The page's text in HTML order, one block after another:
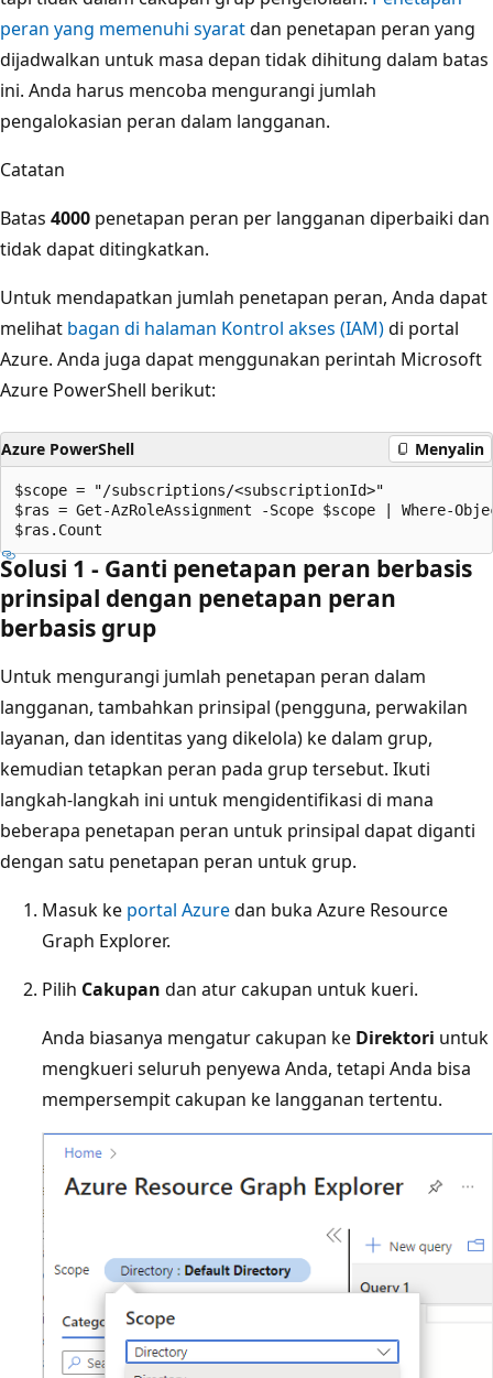
peran yang memenuhi syaratdan penetapan peran yang
dijadwalkan untuk masa depan tidak dihitung dalam batas
ini. Anda harus mencoba mengurangi jumlah
pengalokasian peran dalam langganan.
Catatan
Batas 4000 penetapan peran per langganan diperbaiki dan
tidak dapat ditingkatkan.
Untuk mendapatkan jumlah penetapan peran, Anda dapat
melihat bagan di halaman Kontrol akses (IAM)di portal
Azure. Anda juga dapat menggunakan perintah Microsoft
Azure PowerShell berikut:
Azure PowerShell Menyalin
$scope = "/subscriptions/<subscriptionId>"
$ras = Get-AzRoleAssignment -Scope $scope | Where-
Solusi 1 - Ganti penetapan peran berbasis
prinsipal dengan penetapan peran
berbasis grup
Untuk mengurangi jumlah penetapan peran dalam
langganan, tambahkan prinsipal (pengguna, perwakilan
layanan, dan identitas yang dikelola) ke dalam grup,
kemudian tetapkan peran pada grup tersebut. Ikuti
langkah-langkah ini untuk mengidentifikasi di mana
beberapa penetapan peran untuk prinsipal dapat diganti
dengan satu penetapan peran untuk grup.
Masuk ke portal Azuredan buka Azure Resource
Graph Explorer.
Pilih Cakupan dan atur cakupan untuk kueri.
Anda biasanya mengatur cakupan ke Direktori untuk
mengkueri seluruh penyewa Anda, tetapi Anda bisa
mempersempit cakupan ke langganan tertentu.